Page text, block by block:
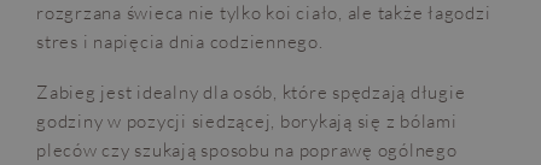
rozgrzana świeca nie tylko koi ciało, ale także łagodzi
stres i napięcia dnia codziennego.
Zabieg jest idealny dla osób, które spędzają długie
godziny w pozycji siedzącej, borykają się z bólami
pleców czy szukają sposobu na poprawę ogólnego